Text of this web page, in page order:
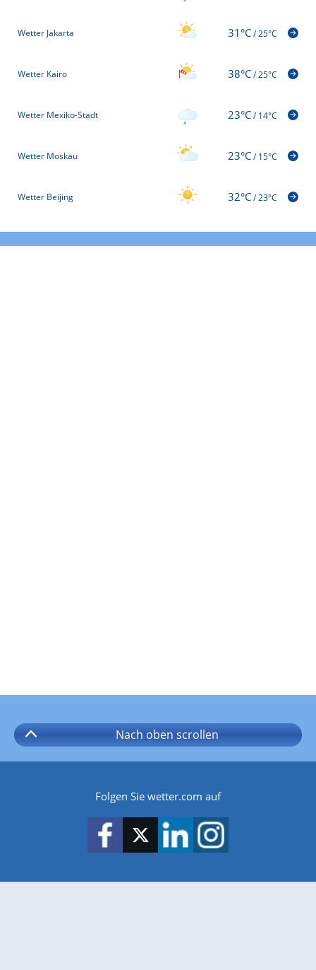
Wetter Jakarta 31°C/25°C
Wetter Kairo 38°C/25°C
Wetter Mexiko-Stadt 23°C/14°C
Wetter Moskau 23°C/15°C
Wetter Beijing 32°C/23°C
Nach oben scrollen
Folgen Sie wetter.com auf